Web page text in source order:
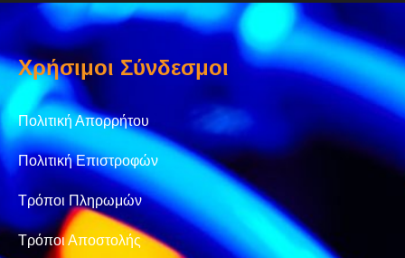
Χρήσιμοι Σύνδεσμοι
Πολιτική Απορρήτου
Πολιτική Επιστροφών
Τρόποι Πληρωμών
Τρόποι Αποστολής